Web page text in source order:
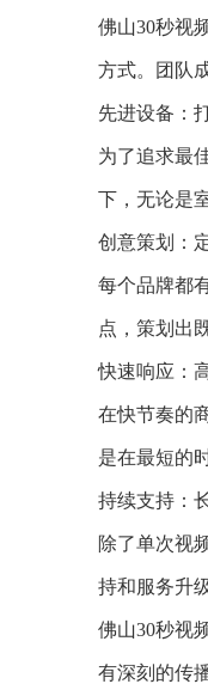
佛山30秒视
方式。团队
先进设备：
为了追求最
下，无论是
创意策划：
每个品牌都
点，策划出
快速响应：
在快节奏的
是在最短的
持续支持：
除了单次视
持和服务升
佛山30秒视
有深刻的传